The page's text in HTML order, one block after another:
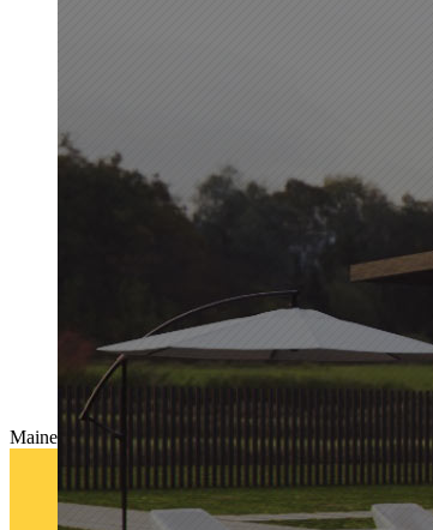
Maine Modernity Edikowp2015-12-07T03:55:52+00:00